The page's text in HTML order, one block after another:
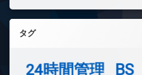
タグ
24時間管理 BS